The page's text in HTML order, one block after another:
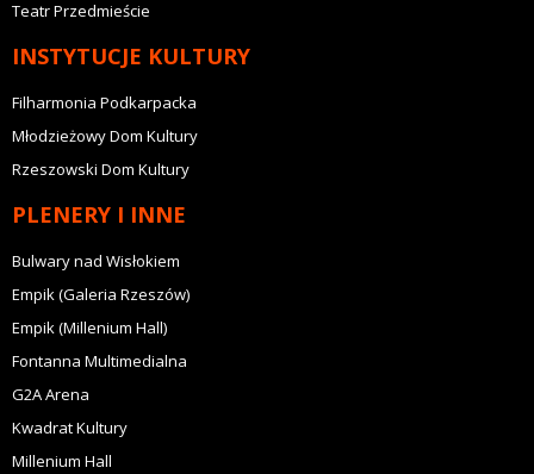
Teatr Przedmieście
INSTYTUCJE KULTURY
Filharmonia Podkarpacka
Młodzieżowy Dom Kultury
Rzeszowski Dom Kultury
PLENERY I INNE
Bulwary nad Wisłokiem
Empik (Galeria Rzeszów)
Empik (Millenium Hall)
Fontanna Multimedialna
G2A Arena
Kwadrat Kultury
Millenium Hall